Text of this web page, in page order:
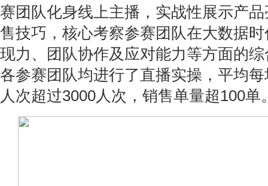
赛团队化身线上主播，实战性展示产
售技巧，核心考察参赛团队在大数据
现力、团队协作及应对能力等方面的
各参赛团队均进行了直播实操，平均
人次超过3000人次，销售单量超100单